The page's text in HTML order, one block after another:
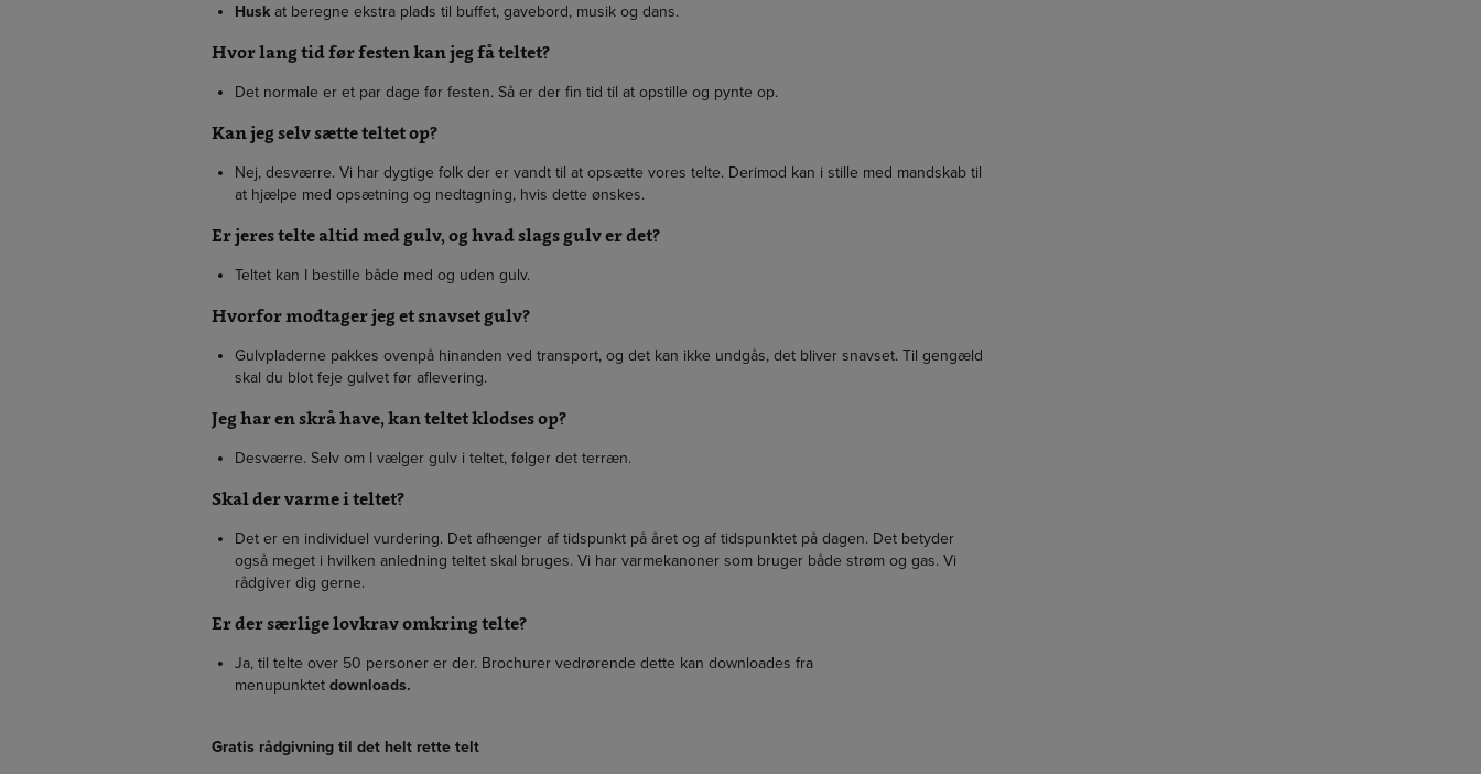
Husk at beregne ekstra plads til buffet, gavebord, musik og dans.
Hvor lang tid før festen kan jeg få teltet?
Det normale er et par dage før festen. Så er der fin tid til at opstille og pynte op.
Kan jeg selv sætte teltet op?
Nej, desværre. Vi har dygtige folk der er vandt til at opsætte vores telte. Derimod kan i stille med mandskab til
at hjælpe med opsætning og nedtagning, hvis dette ønskes.
Er jeres telte altid med gulv, og hvad slags gulv er det?
Teltet kan I bestille både med og uden gulv.
Hvorfor modtager jeg et snavset gulv?
Gulvpladerne pakkes ovenpå hinanden ved transport, og det kan ikke undgås, det bliver snavset. Til gengæld
skal du blot feje gulvet før aflevering.
Jeg har en skrå have, kan teltet klodses op?
Desværre. Selv om I vælger gulv i teltet, følger det terræn.
Skal der varme i teltet?
Det er en individuel vurdering. Det afhænger af tidspunkt på året og af tidspunktet på dagen. Det betyder
også meget i hvilken anledning teltet skal bruges. Vi har varmekanoner som bruger både strøm og gas. Vi
rådgiver dig gerne.
Er der særlige lovkrav omkring telte?
Ja, til telte over 50 personer er der. Brochurer vedrørende dette kan downloades fra
menupunktet downloads.
Gratis rådgivning til det helt rette telt